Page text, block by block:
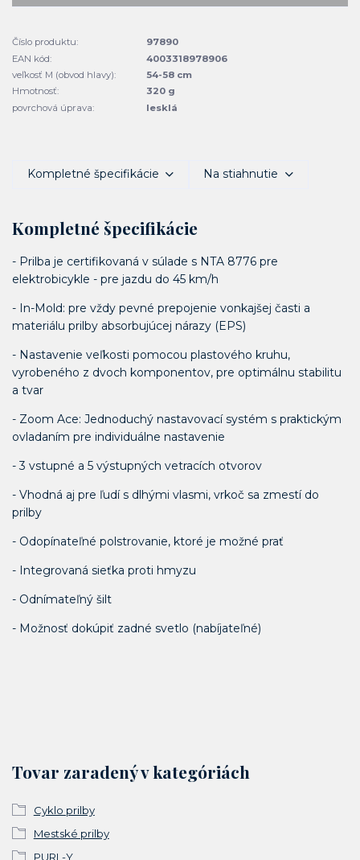
Číslo produktu:
97890
EAN kód:
4003318978906
veľkosť M (obvod hlavy):
54-58 cm
Hmotnosť:
320 g
povrchová úprava:
lesklá
Kompletné špecifikácie Na stiahnutie
Kompletné špecifikácie
- Prilba je certifikovaná v súlade s NTA 8776 pre
elektrobicykle - pre jazdu do 45 km/h
- In-Mold: pre vždy pevné prepojenie vonkajšej časti a
materiálu prilby absorbujúcej nárazy (EPS)
- Nastavenie veľkosti pomocou plastového kruhu,
vyrobeného z dvoch komponentov, pre optimálnu stabilitu
a tvar
- Zoom Ace: Jednoduchý nastavovací systém s praktickým
ovladaním pre individuálne nastavenie
- 3 vstupné a 5 výstupných vetracích otvorov
- Vhodná aj pre ľudí s dlhými vlasmi, vrkoč sa zmestí do
prilby
- Odopínateľné polstrovanie, ktoré je možné prať
- Integrovaná sieťka proti hmyzu
- Odnímateľný šilt
- Možnosť dokúpiť zadné svetlo (nabíjateľné)
Tovar zaradený v kategóriách
Cyklo prilby
Mestské prilby
PURL-Y